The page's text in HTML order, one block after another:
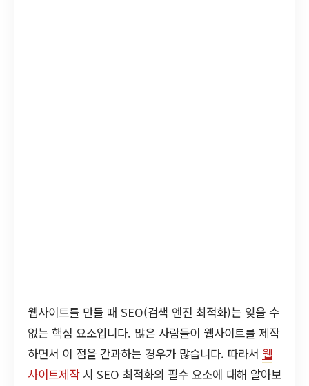
웹사이트를 만들 때 SEO(검색 엔진 최적화)는 잊을 수
없는 핵심 요소입니다. 많은 사람들이 웹사이트를 제작
하면서 이 점을 간과하는 경우가 많습니다. 따라서 웹
사이트제작시 SEO 최적화의 필수 요소에 대해 알아보